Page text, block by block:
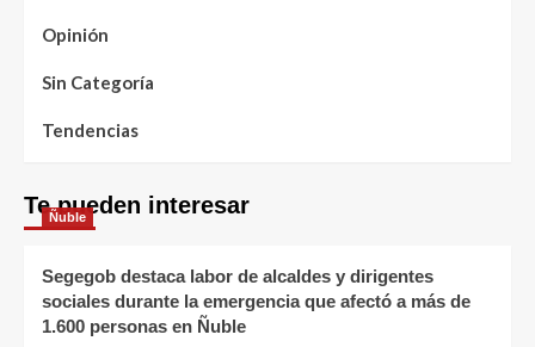
Opinión
Sin Categoría
Tendencias
Te pueden interesar
Ñuble
Segegob destaca labor de alcaldes y dirigentes
sociales durante la emergencia que afectó a más de
1.600 personas en Ñuble